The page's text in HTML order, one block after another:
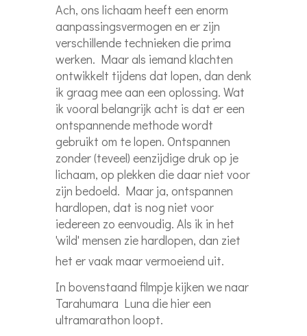
Ach, ons lichaam heeft een enorm
aanpassingsvermogen en er zijn
verschillende technieken die prima
werken. Maar als iemand klachten
ontwikkelt tijdens dat lopen, dan denk
ik graag mee aan een oplossing. Wat
ik vooral belangrijk acht is dat er een
ontspannende methode wordt
gebruikt om te lopen. Ontspannen
zonder (teveel) eenzijdige druk op je
lichaam, op plekken die daar niet voor
zijn bedoeld. Maar ja, ontspannen
hardlopen, dat is nog niet voor
iedereen zo eenvoudig. Als ik in het
'wild' mensen zie hardlopen, dan ziet
het er vaak maar vermoeiend uit.
In bovenstaand filmpje kijken we naar
Tarahumara Luna die hier een
ultramarathon loopt.